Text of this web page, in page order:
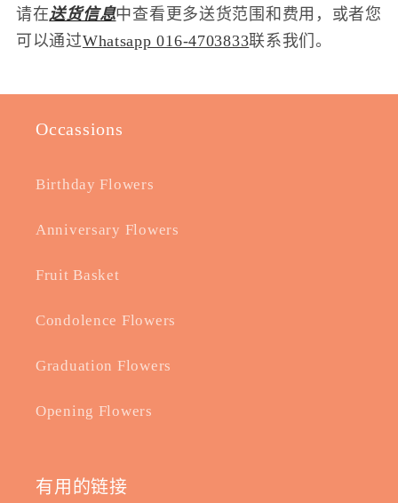
请在送货信息中查看更多送货范围和费用，或者您
可以通过Whatsapp 016-4703833联系我们。
Occassions
Birthday Flowers
Anniversary Flowers
Fruit Basket
Condolence Flowers
Graduation Flowers
Opening Flowers
有用的链接